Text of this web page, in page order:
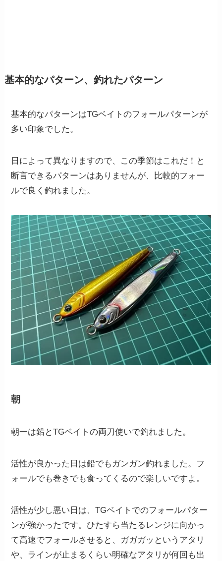
基本的なパターン、釣れたパターン
基本的なパターンはTGベイトのフォールパターンが
多い印象でした。
日によって異なりますので、この季節はこれだ！と
断言できるパターンはありませんが、比較的フォー
ルで良く釣れました。
朝
朝一は鉛とTGベイトの両刀使いで釣れました。
活性が良かった日は鉛でもガンガン釣れました。フ
ォールでも巻きでも食ってくるので楽しいですよ。
活性が少し悪い日は、TGベイトでのフォールパター
ンが強かったです。ひたすら当たるレンジに向かっ
て高速でフォールさせると、ガガガッというアタリ
や、ラインが止まるくらい明確なアタリが何回も出